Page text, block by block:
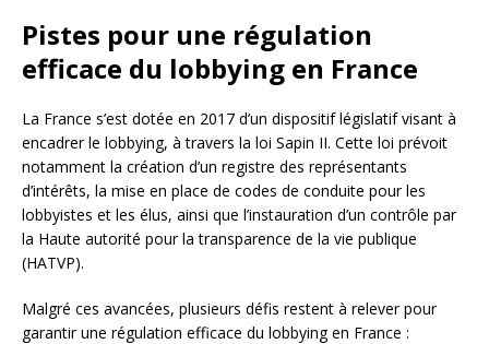
Pistes pour une régulation
efficace du lobbying en France
La France s’est dotée en 2017 d’un dispositif législatif visant à
encadrer le lobbying, à travers la loi Sapin II. Cette loi prévoit
notamment la création d’un registre des représentants
d’intérêts, la mise en place de codes de conduite pour les
lobbyistes et les élus, ainsi que l’instauration d’un contrôle par
la Haute autorité pour la transparence de la vie publique
(HATVP).
Malgré ces avancées, plusieurs défis restent à relever pour
garantir une régulation efficace du lobbying en France :